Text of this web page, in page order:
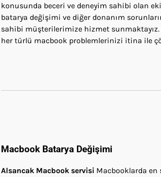
konusunda beceri ve deneyim sahibi olan
batarya değişimi ve diğer donanım
sahibi müşterilerimize hizmet
her türlü macbook problemlerinizi itina ile
Macbook Batarya Değişimi
Alsancak Macbook servisi Macbooklarda en